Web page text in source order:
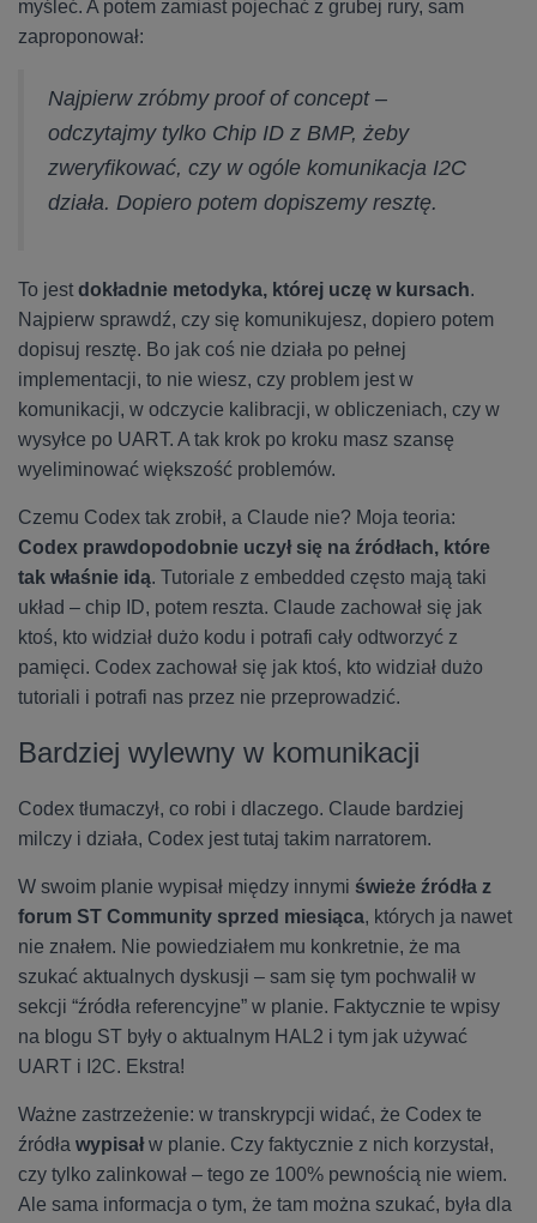
myśleć. A potem zamiast pojechać z grubej rury, sam
zaproponował:
Najpierw zróbmy proof of concept –
odczytajmy tylko Chip ID z BMP, żeby
zweryfikować, czy w ogóle komunikacja I2C
działa. Dopiero potem dopiszemy resztę.
To jest dokładnie metodyka, której uczę w kursach.
Najpierw sprawdź, czy się komunikujesz, dopiero potem
dopisuj resztę. Bo jak coś nie działa po pełnej
implementacji, to nie wiesz, czy problem jest w
komunikacji, w odczycie kalibracji, w obliczeniach, czy w
wysyłce po UART. A tak krok po kroku masz szansę
wyeliminować większość problemów.
Czemu Codex tak zrobił, a Claude nie? Moja teoria:
Codex prawdopodobnie uczył się na źródłach, które
tak właśnie idą. Tutoriale z embedded często mają taki
układ – chip ID, potem reszta. Claude zachował się jak
ktoś, kto widział dużo kodu i potrafi cały odtworzyć z
pamięci. Codex zachował się jak ktoś, kto widział dużo
tutoriali i potrafi nas przez nie przeprowadzić.
Bardziej wylewny w komunikacji
Codex tłumaczył, co robi i dlaczego. Claude bardziej
milczy i działa, Codex jest tutaj takim narratorem.
W swoim planie wypisał między innymi świeże źródła z
forum ST Community sprzed miesiąca, których ja nawet
nie znałem. Nie powiedziałem mu konkretnie, że ma
szukać aktualnych dyskusji – sam się tym pochwalił w
sekcji “źródła referencyjne” w planie. Faktycznie te wpisy
na blogu ST były o aktualnym HAL2 i tym jak używać
UART i I2C. Ekstra!
Ważne zastrzeżenie: w transkrypcji widać, że Codex te
źródła wypisałw planie. Czy faktycznie z nich korzystał,
czy tylko zalinkował – tego ze 100% pewnością nie wiem.
Ale sama informacja o tym, że tam można szukać, była dla